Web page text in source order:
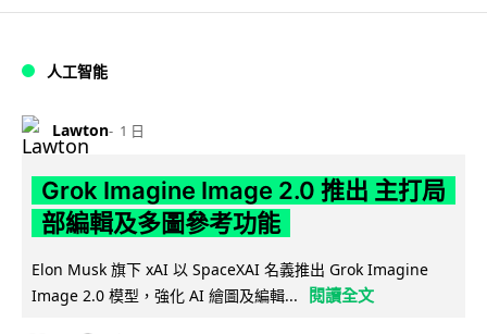
人工智能
Lawton 1 日
Grok Imagine Image 2.0 推出 主打局
部編輯及多圖參考功能
Elon Musk 旗下 xAI 以 SpaceXAI 名義推出 Grok Imagine
Image 2.0 模型，強化 AI 繪圖及編輯...
閱讀全文